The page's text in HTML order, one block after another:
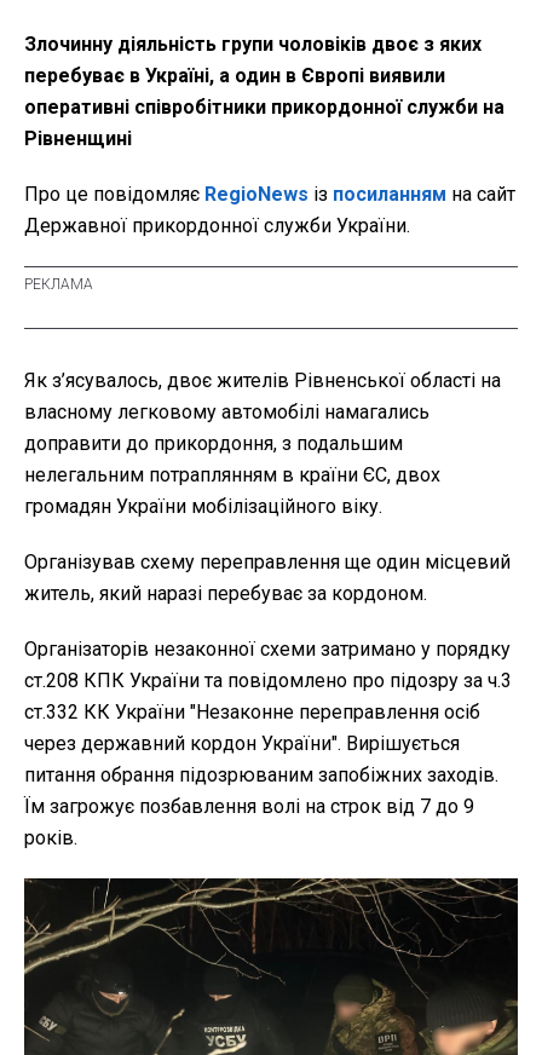
Злочинну діяльність групи чоловіків двоє з яких
перебуває в Україні, а один в Європі виявили
оперативні співробітники прикордонної служби на
Рівненщині
Про це повідомляє RegioNews із посиланням на сайт
Державної прикордонної служби України.
Як з’ясувалось, двоє жителів Рівненської області на
власному легковому автомобілі намагались
доправити до прикордоння, з подальшим
нелегальним потраплянням в країни ЄС, двох
громадян України мобілізаційного віку.
Організував схему переправлення ще один місцевий
житель, який наразі перебуває за кордоном.
Організаторів незаконної схеми затримано у порядку
ст.208 КПК України та повідомлено про підозру за ч.3
ст.332 КК України "Незаконне переправлення осіб
через державний кордон України". Вирішується
питання обрання підозрюваним запобіжних заходів.
Їм загрожує позбавлення волі на строк від 7 до 9
років.